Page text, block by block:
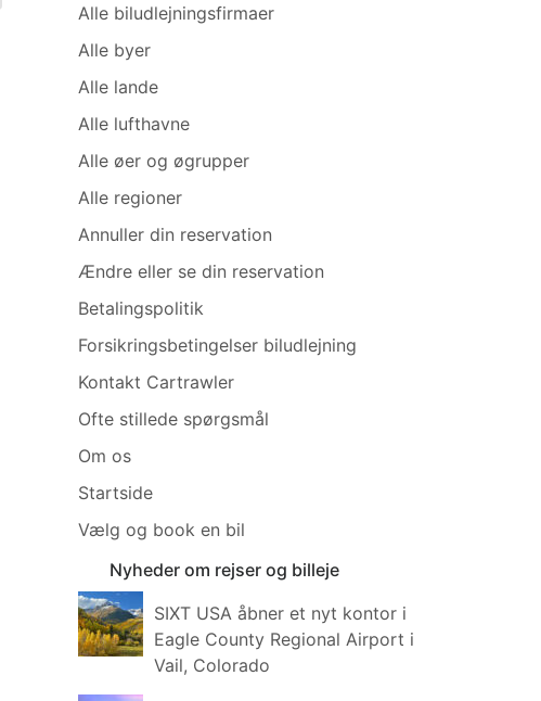
Alle biludlejningsfirmaer
Alle byer
Alle lande
Alle lufthavne
Alle øer og øgrupper
Alle regioner
Annuller din reservation
Ændre eller se din reservation
Betalingspolitik
Forsikringsbetingelser biludlejning
Kontakt Cartrawler
Ofte stillede spørgsmål
Om os
Startside
Vælg og book en bil
Nyheder om rejser og billeje
SIXT USA åbner et nyt kontor i
Eagle County Regional Airport i
Vail, Colorado